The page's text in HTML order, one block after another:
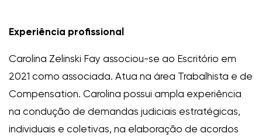
Experiência profissional
Carolina Zelinski Fay associou-se ao Escritório em
2021 como associada. Atua na área Trabalhista e de
Compensation. Carolina possui ampla experiência
na condução de demandas judiciais estratégicas,
individuais e coletivas, na elaboração de acordos